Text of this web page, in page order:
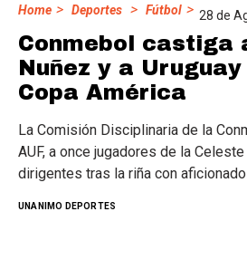
Home > Deportes > Fútbol > 28 de
Conmebol castiga
Nuñez y a
Copa América
La Comisión Disciplinaria de la
AUF, a once jugadores de la
dirigentes tras la riña con
UNANIMO DEPORTES